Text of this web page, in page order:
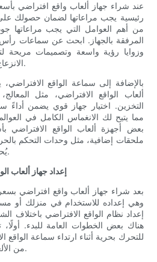
عند شراء جهاز ألعاب واقع افتراضي
رئيسية يجب مراعاتها لضمان حصولك
من أهم العوامل التي يجب مراعاتها
المرفقة بالجهاز. ابحث عن سماعات
وزوايا رؤية واسعة وتصميمات مريحة
الانزعاج أثناء جلسات اللعب الطويلة.
بالإضافة إلى سماعة الواقع
ألعاب الواقع الافتراضي، مثل
التخزين. اختيار جهاز قوي يضمن أداءً
مما يتيح لك الانغماس الكامل في
بعض أجهزة ألعاب الواقع الافتراضي
ملحقات إضافية، مثل وحدات التحكم
يُحسّن تجربة اللعب بشكل أكبر.
إعداد جهاز ألعاب
بعد شراء جهاز ألعاب واقع افتراضي
وهي إعداده للاستخدام في منزلك أو
إعداد نظام الواقع الافتراضي باختلاف
هناك بعض الخطوات العامة للبدء.
للتحرك بحرية أثناء ارتداء سماعة
من الألعاب حركة بدنية للعب بفعالية.